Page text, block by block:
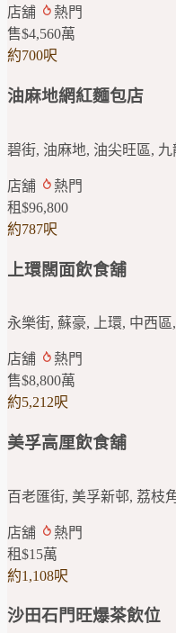
店舖
熱門
售$4,560萬
約700呎
油麻地網紅麵包店
碧街, 油麻地, 油尖旺區, 九
店舖
熱門
租$96,800
約787呎
上環闊面飲食舖
永樂街, 蘇豪, 上環, 中西
店舖
熱門
售$8,800萬
約5,212呎
美孚高厘飲食舖
百老匯街, 美孚新邨, 荔枝
店舖
熱門
租$15萬
約1,108呎
沙田石門旺爆茶飲位